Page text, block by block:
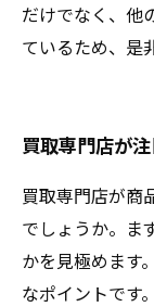
だけでなく、他
ているため、是
買取専門店が
買取専門店が商
でしょうか。ま
かを見極めます
なポイントです